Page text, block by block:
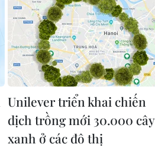
Unilever triển khai chiến
dịch trồng mới 30.000 cây
xanh ở các đô thị